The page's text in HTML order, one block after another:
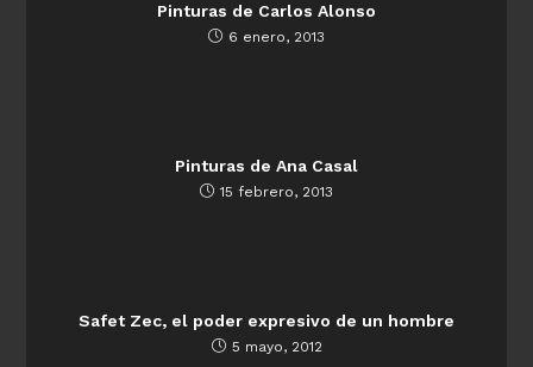
Pinturas de Carlos Alonso
6 enero, 2013
Pinturas de Ana Casal
15 febrero, 2013
Safet Zec, el poder expresivo de un hombre
5 mayo, 2012